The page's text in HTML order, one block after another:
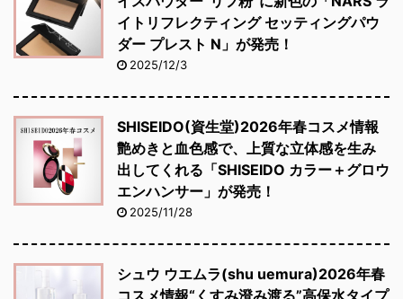
イトリフレクティング セッティングパウ
ダー プレスト N」が発売！
2025/12/3
SHISEIDO(資生堂)2026年春コスメ情報
艶めきと血色感で、上質な立体感を生み
出してくれる「SHISEIDO カラー＋グロウ
エンハンサー」が発売！
2025/11/28
シュウ ウエムラ(shu uemura)2026年春
コスメ情報“くすみ澄み渡る”高保水タイプ